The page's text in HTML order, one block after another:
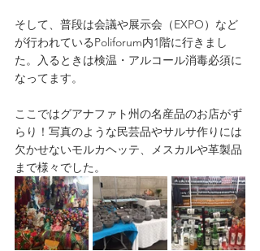
そして、普段は会議や展示会（EXPO）など
が行われているPoliforum内1階に行きまし
た。入るときは検温・アルコール消毒必須に
なってます。
ここではグアナファト州の名産品のお店がず
らり！写真のような民芸品やサルサ作りには
欠かせないモルカヘッテ、メスカルや革製品
まで様々でした。